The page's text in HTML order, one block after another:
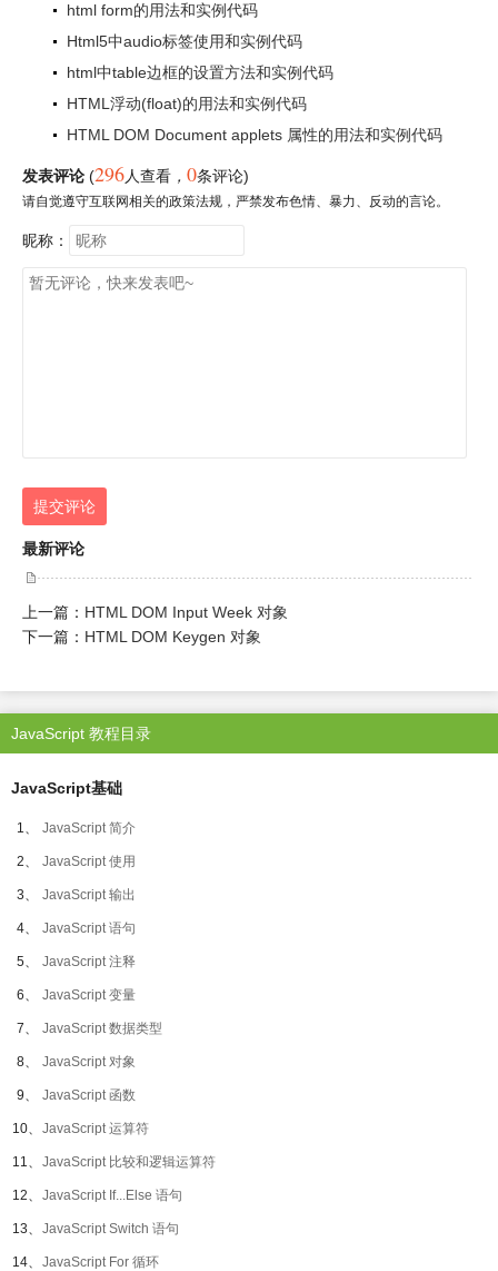
html form的用法和实例代码
Html5中audio标签使用和实例代码
html中table边框的设置方法和实例代码
HTML浮动(float)的用法和实例代码
HTML DOM Document applets 属性的用法和实例代码
发表评论 (296人查看 ， 0条评论)
请自觉遵守互联网相关的政策法规，严禁发布色情、暴力、反动的言论。
昵称：
提交评论
最新评论
上一篇： HTML DOM Input Week 对象
下一篇： HTML DOM Keygen 对象
JavaScript 教程目录
JavaScript基础
1、 JavaScript 简介
2、 JavaScript 使用
3、 JavaScript 输出
4、 JavaScript 语句
5、 JavaScript 注释
6、 JavaScript 变量
7、 JavaScript 数据类型
8、 JavaScript 对象
9、 JavaScript 函数
10、 JavaScript 运算符
11、 JavaScript 比较和逻辑运算符
12、 JavaScript If...Else 语句
13、 JavaScript Switch 语句
14、 JavaScript For 循环